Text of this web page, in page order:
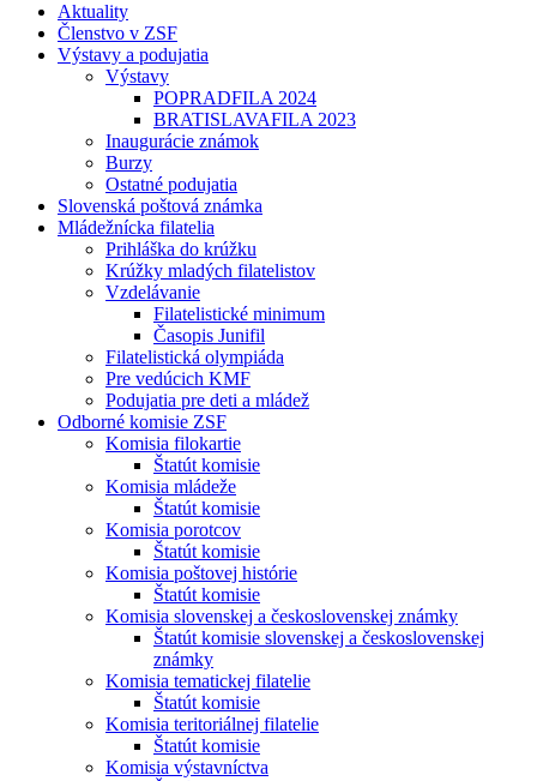
Aktuality
Členstvo v ZSF
Výstavy a podujatia
Výstavy
POPRADFILA 2024
BRATISLAVAFILA 2023
Inaugurácie známok
Burzy
Ostatné podujatia
Slovenská poštová známka
Mládežnícka filatelia
Prihláška do krúžku
Krúžky mladých filatelistov
Vzdelávanie
Filatelistické minimum
Časopis Junifil
Filatelistická olympiáda
Pre vedúcich KMF
Podujatia pre deti a mládež
Odborné komisie ZSF
Komisia filokartie
Štatút komisie
Komisia mládeže
Štatút komisie
Komisia porotcov
Štatút komisie
Komisia poštovej histórie
Štatút komisie
Komisia slovenskej a československej známky
Štatút komisie slovenskej a československej
známky
Komisia tematickej filatelie
Štatút komisie
Komisia teritoriálnej filatelie
Štatút komisie
Komisia výstavníctva